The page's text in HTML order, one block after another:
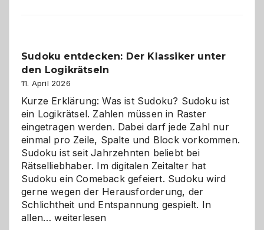
Sudoku entdecken: Der Klassiker unter
den Logikrätseln
11. April 2026
Kurze Erklärung: Was ist Sudoku? Sudoku ist
ein Logikrätsel. Zahlen müssen in Raster
eingetragen werden. Dabei darf jede Zahl nur
einmal pro Zeile, Spalte und Block vorkommen.
Sudoku ist seit Jahrzehnten beliebt bei
Rätselliebhaber. Im digitalen Zeitalter hat
Sudoku ein Comeback gefeiert. Sudoku wird
gerne wegen der Herausforderung, der
Schlichtheit und Entspannung gespielt. In
allen…Sudoku
weiterlesen